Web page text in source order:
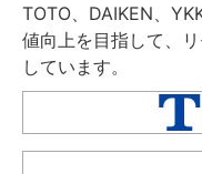
TOTO、DAIKEN、
値向上を目指して、
しています。